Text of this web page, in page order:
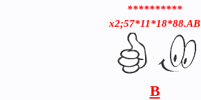
**********
x2;57*11*18*88.AB
B